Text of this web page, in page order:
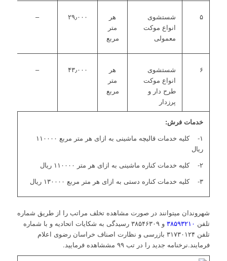
۵
شستشوی
انواع موکت
معمولی
هر
متر
مربع
۲۹٫۰۰۰ –
۶
شستشوی
انواع موکت
طرح دار و
پرزدار
هر
متر
مربع
۴۳٫۰۰۰ –
خدمات فرش:
۱- کلیه خدمات قالیچه ماشینی به ازای هر متر مربع ۱۱۰۰۰۰
ریال
۲- کلیه خدمات کناره ماشینی به ازای هر متر ۱۱۰۰۰۰ ریال
۳- کلیه خدمات کناره دستی به ازای هر متر مربع ۱۳۰۰۰۰ ریال
شهروندان میتوانند در صورت مشاهده تخلف مراتب را از طریق شماره
تلفن ۳۸۵۹۳۲۱۰
و ۳۸۵۴۶۳۰۹ رسیدگی به شکایات اتحادیه و با شماره
تلفن ۳۱۷۳۰۱۲۴ بازرسی و نظارت اصناف خراسان رضوی اعلام
فرمایند.نرخنامه جدید را در تب ۹۹ مششاهده فرمایید.